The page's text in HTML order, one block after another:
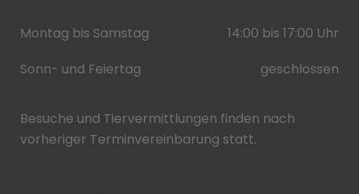
Montag bis Samstag
14:00 bis 17:00 Uhr
Sonn- und Feiertag
geschlossen
Besuche und Tiervermittlungen finden nach
vorheriger Terminvereinbarung statt.